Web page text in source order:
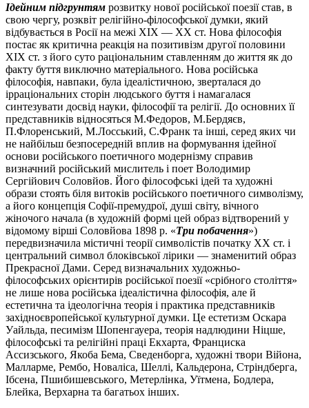
Ідейним підгрунтям розвитку нової російської поезії став, в
свою чергу, розквіт релігійно-філософської думки, який
відбувається в Росії на межі ХІХ — ХХ ст. Нова філософія
постає як критична реакція на позитивізм другої половини
ХІХ ст. з його суто раціональним ставленням до життя як до
факту буття виключно матеріального. Нова російська
філософія, навпаки, була ідеалістичною, зверталася до
ірраціональних сторін людського буття і намагалася
синтезувати досвід науки, філософії та релігії. До основних її
представників відносяться М.Федоров, М.Бердяєв,
П.Флоренський, М.Лосський, С.Франк та інші, серед яких чи
не найбільш безпосередній вплив на формування ідейної
основи російського поетичного модернізму справив
визначний російський мислитель і поет Володимир
Сергійович Соловйов. Його філософські ідей та художні
образи стоять біля витоків російського поетичного символізму,
а його концепція Софії-премудрої, душі світу, вічного
жіночого начала (в художній формі цей образ відтворений у
відомому вірші Соловйова 1898 р. «Три побачення»)
передвизначила містичні теорії символістів початку ХХ ст. і
центральний символ блоківської лірики — знаменитий образ
Прекрасної Дами. Серед визначальних художньо-
філософських орієнтирів російської поезії «срібного століття»
не лише нова російська ідеалістична філософія, але й
естетична та ідеологічна теорія і практика представників
західноєвропейської культурної думки. Це естетизм Оскара
Уайльда, песимізм Шопенгауера, теорія надлюдини Ніцше,
філософські та релігійні праці Екхарта, Франциска
Ассизського, Якоба Бема, Сведенборга, художні твори Війона,
Малларме, Рембо, Новаліса, Шеллі, Кальдерона, Стріндберга,
Ібсена, Пшибишевського, Метерлінка, Уїтмена, Бодлера,
Блейка, Верхарна та багатьох інших.